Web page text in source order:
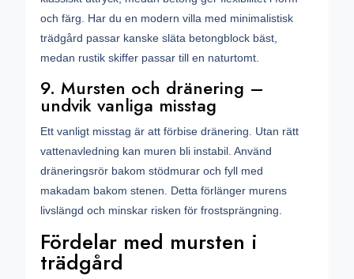
och färg. Har du en modern villa med minimalistisk
trädgård passar kanske släta betongblock bäst,
medan rustik skiffer passar till en naturtomt.
9. Mursten och dränering –
undvik vanliga misstag
Ett vanligt misstag är att förbise dränering. Utan rätt
vattenavledning kan muren bli instabil. Använd
dräneringsrör bakom stödmurar och fyll med
makadam bakom stenen. Detta förlänger murens
livslängd och minskar risken för frostsprängning.
Fördelar med mursten i
trädgård